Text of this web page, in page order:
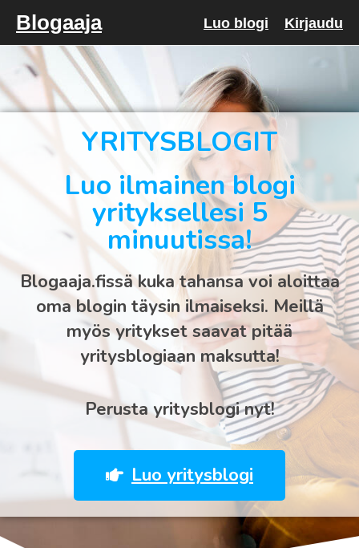
Blogaaja Luo blogi Kirjaudu
YRITYSBLOGIT
Luo ilmainen blogi
yrityksellesi 5
minuutissa!
Blogaaja.fissä kuka tahansa voi aloittaa
oma blogin täysin ilmaiseksi. Meillä
myös yritykset saavat pitää
yritysblogiaan maksutta!
Perusta yritysblogi nyt!
Luo yritysblogi